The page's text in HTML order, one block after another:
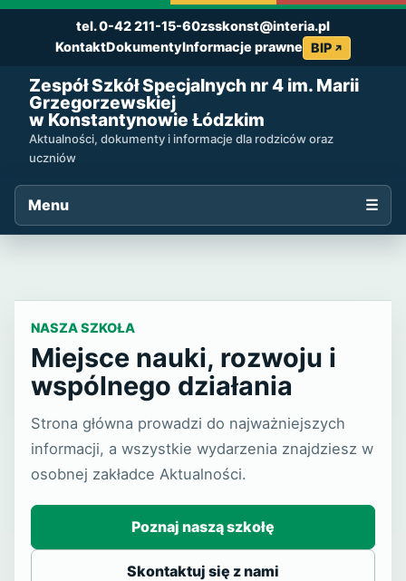
tel. 0-42 211-15-60zsskonst@interia.pl
KontaktDokumentyInformacje prawne BIP
Zespół Szkół Specjalnych nr 4 im. Marii
Grzegorzewskiej
w Konstantynowie Łódzkim
Aktualności, dokumenty i informacje dla rodziców oraz
uczniów
Menu ☰
Zespół Szkół
NASZA SZKOŁA
Miejsce nauki, rozwoju i
wspólnego działania
Strona główna prowadzi do najważniejszych
informacji, a wszystkie wydarzenia znajdziesz w
osobnej zakładce Aktualności.
Poznaj naszą szkołę
Skontaktuj się z nami